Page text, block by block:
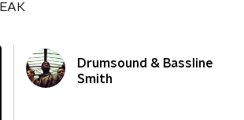
Drumsound & Bassline
Smith